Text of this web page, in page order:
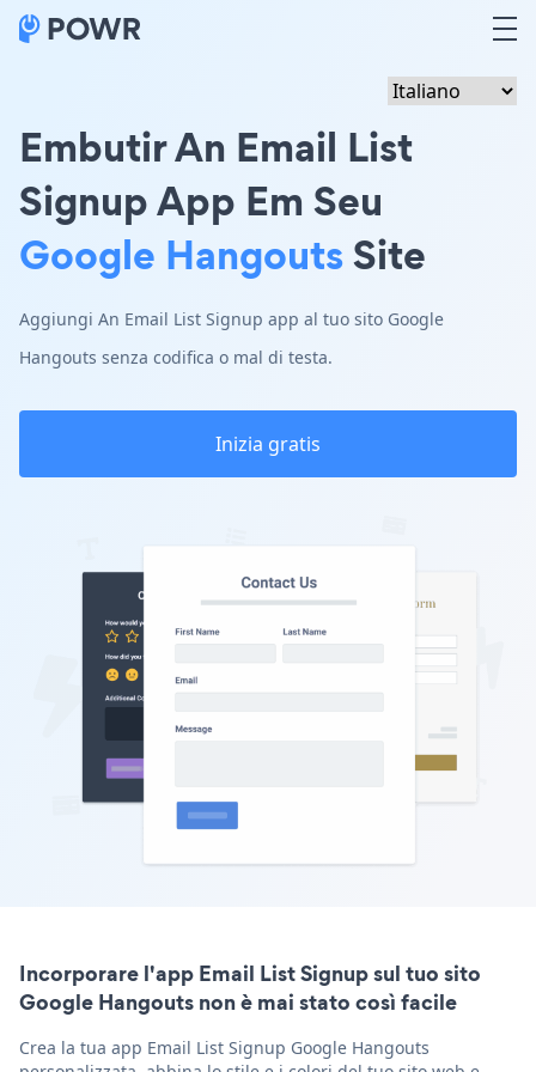
Embutir An Email List
Signup App Em Seu
Google HangoutsSite
Aggiungi An Email List Signup app al tuo sito Google
Hangouts senza codifica o mal di testa.
Inizia gratis
Incorporare l'app Email List Signup sul tuo sito
Google Hangouts non è mai stato così facile
Crea la tua app Email List Signup Google Hangouts